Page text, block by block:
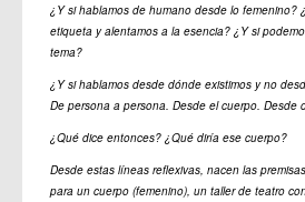
¿Y si hablamos de humano desde lo femenino?
etiqueta y alentamos a la esencia? ¿Y si
tema?
¿Y si hablamos desde dónde existimos y no
De persona a persona. Desde el cuerpo. Desde
¿Qué dice entonces? ¿Qué diría ese cuerpo?
Desde estas líneas reflexivas, nacen las
para un cuerpo (femenino), un taller de teatro